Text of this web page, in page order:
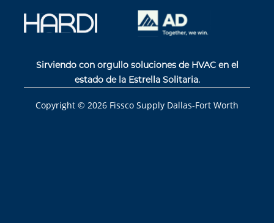
Sirviendo con orgullo soluciones de HVAC en el
estado de la Estrella Solitaria.
Copyright © 2026 Fissco Supply Dallas-Fort Worth